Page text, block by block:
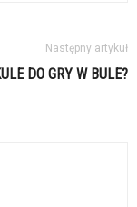
Następny artykuł
DO GRY W BULE?